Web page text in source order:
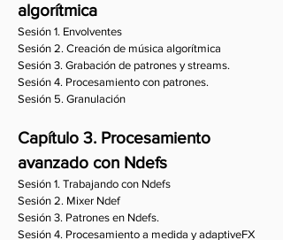
algorítmica
Sesión 1. Envolventes
Sesión 2. Creación de música algorítmica
Sesión 3. Grabación de patrones y streams.
Sesión 4. Procesamiento con patrones.
Sesión 5. Granulación
Capítulo 3. Procesamiento
avanzado con Ndefs
Sesión 1. Trabajando con Ndefs
Sesión 2. Mixer Ndef
Sesión 3. Patrones en Ndefs.
Sesión 4. Procesamiento a medida y adaptiveFX